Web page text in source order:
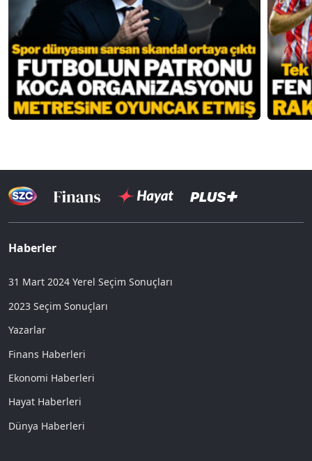
Haberler
31 Mart 2024 Yerel Seçim Sonuçları
2023 Seçim Sonuçları
Yazarlar
Finans Haberleri
Ekonomi Haberleri
Hayat Haberleri
Dünya Haberleri